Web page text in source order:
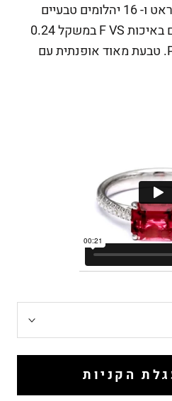
8X6 מ"מ ובמשקל 1.24 קראט ו- 16 יהלומים טבעיים
עגולים בניקיון וצבע גבוהים באיכות F VS במשקל 0.24
קראט בשיבוץ מיקרו Pave. טבעת מאוד אופנתית עם
הקניות